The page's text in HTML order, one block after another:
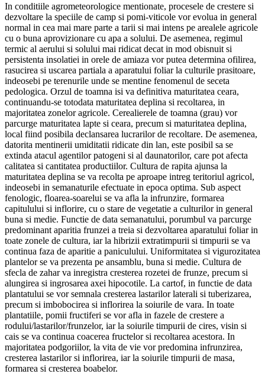
In conditiile agrometeorologice mentionate, procesele de crestere si
dezvoltare la speciile de camp si pomi-viticole vor evolua in general
normal in cea mai mare parte a tarii si mai intens pe arealele agricole
cu o buna aprovizionare cu apa a solului. De asemenea, regimul
termic al aerului si solului mai ridicat decat in mod obisnuit si
persistenta insolatiei in orele de amiaza vor putea determina ofilirea,
rasucirea si uscarea partiala a aparatului foliar la culturile prasitoare,
indeosebi pe terenurile unde se mentine fenomenul de seceta
pedologica. Orzul de toamna isi va definitiva maturitatea ceara,
continuandu-se totodata maturitatea deplina si recoltarea, in
majoritatea zonelor agricole. Cerealierele de toamna (grau) vor
parcurge maturitatea lapte si ceara, precum si maturitatea deplina,
local fiind posibila declansarea lucrarilor de recoltare. De asemenea,
datorita mentinerii umiditatii ridicate din lan, este posibil sa se
extinda atacul agentilor patogeni si al daunatorilor, care pot afecta
calitatea si cantitatea productiilor. Cultura de rapita ajunsa la
maturitatea deplina se va recolta pe aproape intreg teritoriul agricol,
indeosebi in semanaturile efectuate in epoca optima. Sub aspect
fenologic, floarea-soarelui se va afla la infrunzire, formarea
capitulului si inflorire, cu o stare de vegetatie a culturilor in general
buna si medie. Functie de data semanatului, porumbul va parcurge
predominant aparitia frunzei a treia si dezvoltarea aparatului foliar in
toate zonele de cultura, iar la hibrizii extratimpurii si timpurii se va
continua faza de aparitie a paniculului. Uniformitatea si vigurozitatea
plantelor se va prezenta pe ansamblu, buna si medie. Cultura de
sfecla de zahar va inregistra cresterea rozetei de frunze, precum si
alungirea si ingrosarea axei hipocotile. La cartof, in functie de data
plantatului se vor semnala cresterea lastarilor laterali si tuberizarea,
precum si imbobocirea si inflorirea la soiurile de vara. In toate
plantatiile, pomii fructiferi se vor afla in fazele de crestere a
rodului/lastarilor/frunzelor, iar la soiurile timpurii de cires, visin si
cais se va continua coacerea fructelor si recoltarea acestora. In
majoritatea podgoriilor, la vita de vie vor predomina infrunzirea,
cresterea lastarilor si inflorirea, iar la soiurile timpurii de masa,
formarea si cresterea boabelor.